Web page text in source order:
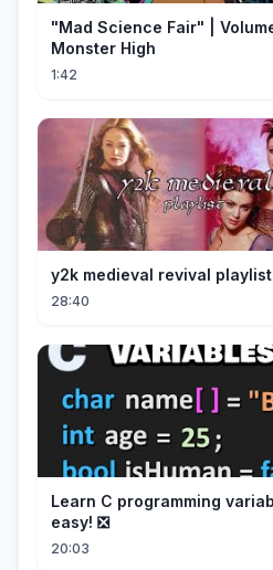
"Mad Science Fair" | Volume
Monster High
1:42
y2k medieval revival playlist
28:40
Learn C programming
easy! ❎
20:03